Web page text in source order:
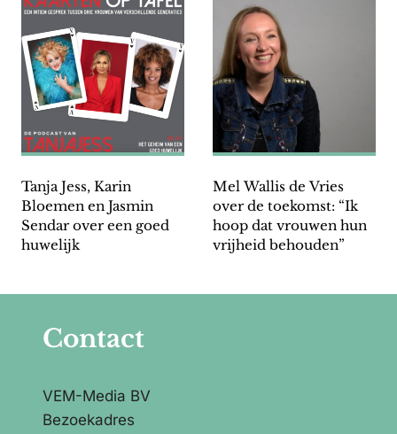
Tanja Jess, Karin
Bloemen en Jasmin
Sendar over een goed
huwelijk
Mel Wallis de Vries
over de toekomst: “Ik
hoop dat vrouwen hun
vrijheid behouden”
Contact
VEM-Media BV
Bezoekadres